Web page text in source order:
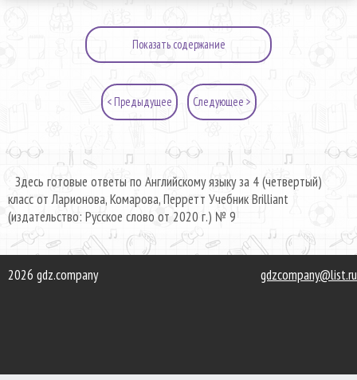
Показать содержание
< Предыдущее Следующее >
Здесь готовые ответы по Английскому языку за 4 (четвертый)
класс от Ларионова, Комарова, Перретт Учебник Brilliant
(издательство: Русское слово от 2020 г.) № 9
2026 gdz.company gdzcompany@list.ru